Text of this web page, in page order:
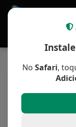
Instale
No Safari,